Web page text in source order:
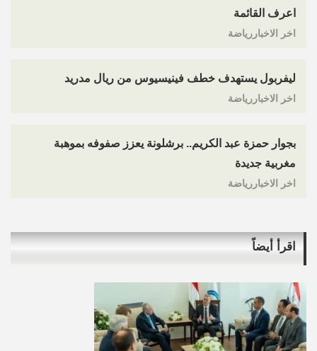
اعرف القائمة
اخر الاخباررياضة
ليفربول يستهدف خطف فينيسيوس من ريال مدريد
اخر الاخباررياضة
بجوار حمزة عبد الكريم.. برشلونة يعزز صفوفه بموهبة
مغربية جديدة
اخر الاخباررياضة
اقرأ أيضاً